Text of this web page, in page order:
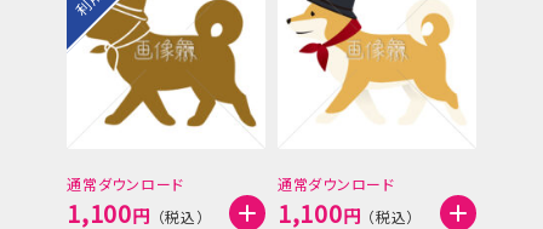
通常ダウンロード
1,100円
通常ダウンロード
1,100円